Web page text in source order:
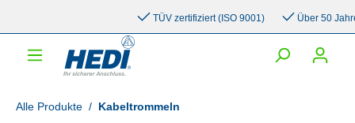
TÜV zertifiziert (ISO 9001) Über 50 Jahre
Alle Produkte / Kabeltrommeln